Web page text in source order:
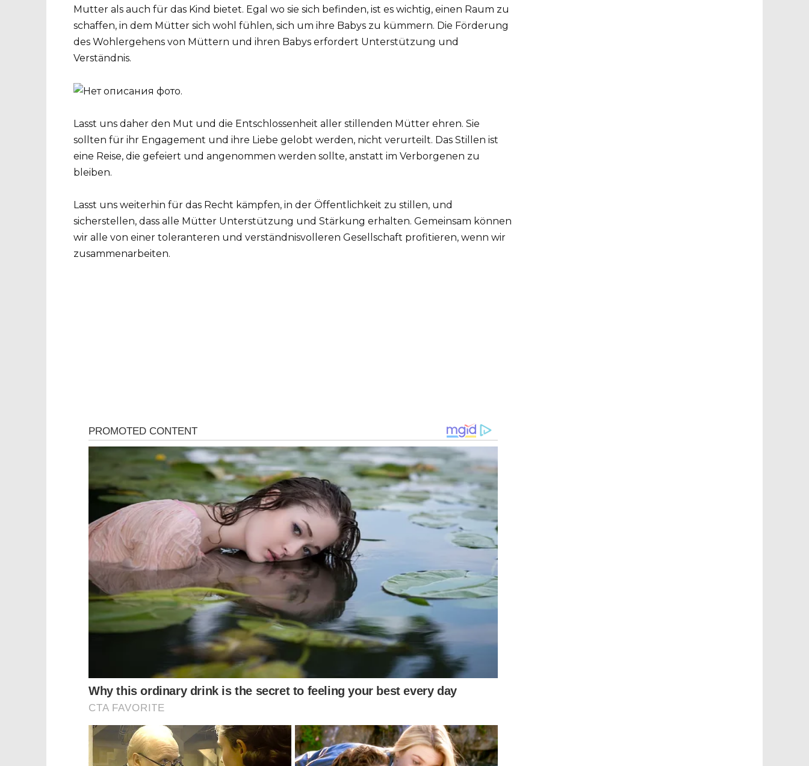
Mutter als auch für das Kind bietet. Egal wo sie sich befinden, ist es wichtig, einen Raum zu
schaffen, in dem Mütter sich wohl fühlen, sich um ihre Babys zu kümmern. Die Förderung
des Wohlergehens von Müttern und ihren Babys erfordert Unterstützung und
Verständnis.
Lasst uns daher den Mut und die Entschlossenheit aller stillenden Mütter ehren. Sie
sollten für ihr Engagement und ihre Liebe gelobt werden, nicht verurteilt. Das Stillen ist
eine Reise, die gefeiert und angenommen werden sollte, anstatt im Verborgenen zu
bleiben.
Lasst uns weiterhin für das Recht kämpfen, in der Öffentlichkeit zu stillen, und
sicherstellen, dass alle Mütter Unterstützung und Stärkung erhalten. Gemeinsam können
wir alle von einer toleranteren und verständnisvolleren Gesellschaft profitieren, wenn wir
zusammenarbeiten.